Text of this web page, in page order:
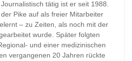
tätig ist er seit 1988.
Pike auf als freier Mitarbeiter
– zu Zeiten, als noch mit der
wurde. Später folgten
und einer medizinischen
vergangenen 20 Jahren rückte